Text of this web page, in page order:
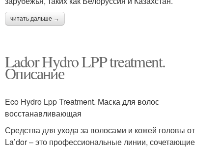
читать дальше →
Lador Hydro LPP treatment.
Описание
Eco Hydro Lpp Treatment. Маска для волос
восстанавливающая
Средства для ухода за волосами и кожей головы от
La’dor – это профессиональные линии, сочетающие